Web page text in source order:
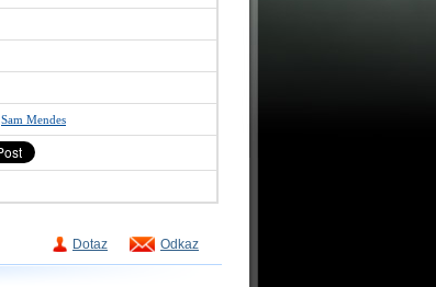
Sam Mendes
Dotaz Odkaz